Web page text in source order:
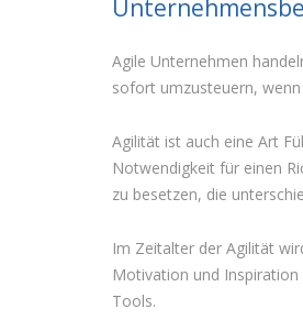
Agile Unternehmen
sofort umzusteuern, wenn
Agilität ist auch eine Art
Notwendigkeit für einen
zu besetzen, die
Im Zeitalter der Agilität
Motivation und
Tools.